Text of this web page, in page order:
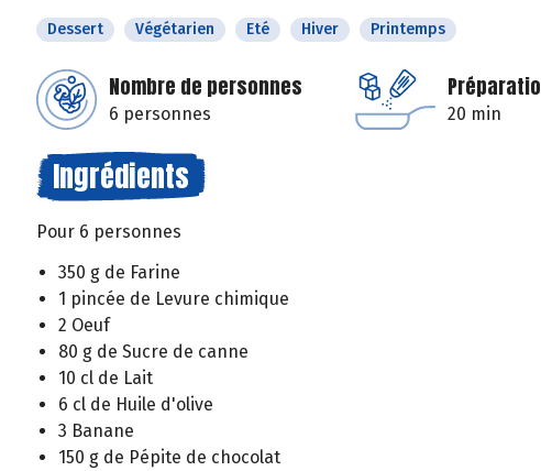
Dessert Végétarien Eté Hiver Printemps
Nombre de personnes
6 personnes 20 min
Ingrédients
Pour 6 personnes
350 g de Farine
1 pincée de Levure chimique
2 Oeuf
80 g de Sucre de canne
10 cl de Lait
6 cl de Huile d'olive
3 Banane
150 g de Pépite de chocolat